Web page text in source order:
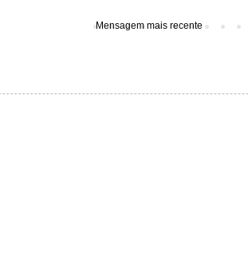
Mensagem mais recente